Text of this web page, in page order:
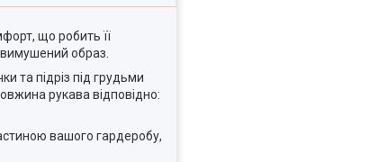
що робить її
образ.
та підріз під грудьми
рукава відповідно:
вашого гардеробу,